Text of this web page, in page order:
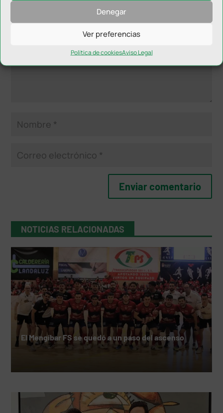
Denegar
Ver preferencias
Política de cookiesAviso Legal
NOTICIAS RELACIONADAS
El Mengíbar FS se quedó a un paso del ascenso